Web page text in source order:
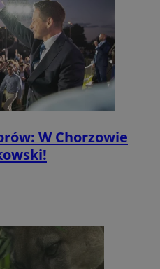
W Chorzowie